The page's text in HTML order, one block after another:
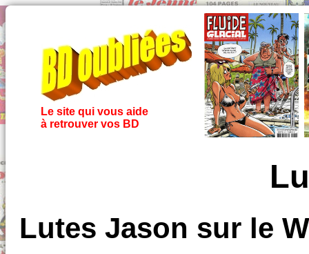
Le site qui vous aide
à retrouver vos BD
Lutes Jason sur le